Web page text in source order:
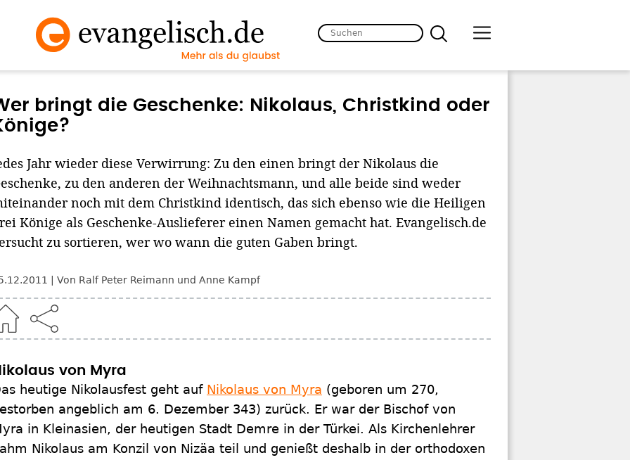
bringt die Geschenke: Nikolaus, Christkind oder
Jahr wieder diese Verwirrung: Zu den einen bringt der Nikolaus die
zu den anderen der Weihnachtsmann, und alle beide sind weder
noch mit dem Christkind identisch, das sich ebenso wie die Heiligen
Könige als Geschenke-Auslieferer einen Namen gemacht hat. Evangelisch.de
zu sortieren, wer wo wann die guten Gaben bringt.
Von Ralf Peter Reimann und Anne Kampf
von Myra
heutige Nikolausfest geht auf Nikolaus von Myra (geboren um 270,
angeblich am 6. Dezember 343) zurück. Er war der Bischof von
in Kleinasien, der heutigen Stadt Demre in der Türkei. Als Kirchenlehrer
Nikolaus am Konzil von Nizäa teil und genießt deshalb in der orthodoxen